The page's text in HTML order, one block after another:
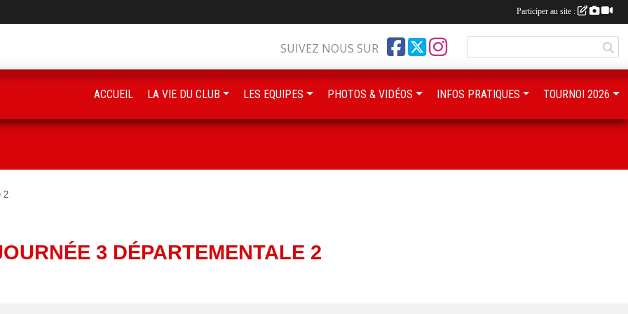
2
3 DÉPARTEMENTALE 2
SUIVEZ NOUS SUR
ACCUEIL LA VIE DU CLUB LES EQUIPES PHOTOS & VIDÉOS INFOS PRATIQUES TOURNOI 2026
Participer au site :